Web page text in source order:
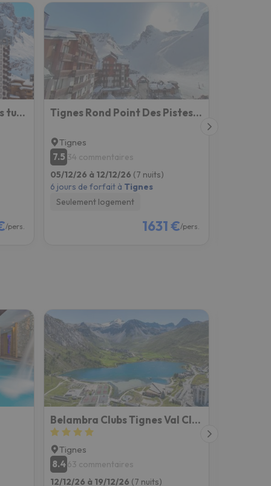
Apartamentos superiores turísticos en Val Claret
/pers.
Tignes Rond Point Des Pistes Vue Panoramique Au Soleil
Tignes
7.5 34 commentaires
05/12/26 à 12/12/26 (7 nuits)
6 jours de forfait à Tignes
Seulement logement
1631 €/pers.
Belambra Clubs Tignes Val Claret
Tignes
8.463 commentaires
12/12/26 à 19/12/26 (7 nuits)